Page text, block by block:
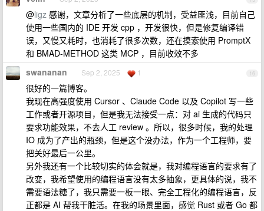
@ligz 感谢，文章分析了一些底层的机制，受益匪浅，目前自己
使用一些国内的 IDE 开发 cpp ，开发很快，但是修复编译错
误，又慢又耗时，也消耗了很多次数，还在摸索使用 PromptX
和 BMAD-METHOD 这类 MCP ，目前收效不多
16
swananan Sep 2, 2025 1
很好的一篇博客。
我现在高强度使用 Cursor 、Claude Code 以及 Copilot 写一些
工作或者开源项目，但是我无法接受一点：对 ai 生成的代码只
要求功能效果，不去人工 review 。所以，很多时候，我的处理
IO 成为了产出的瓶颈，但是这个没办法，作为一个工程师，要
把关好最后一公里。
另外我还有一个比较切实的体会就是，我对编程语言的要求有了
改变，我希望使用的编程语言没有太多抽象，更具体的说，我不
需要语法糖了，我只需要一板一眼、完全工程化的编程语言，反
正都是 AI 帮我干脏活。在我的场景里面，感觉 Rust 或者 Go 都